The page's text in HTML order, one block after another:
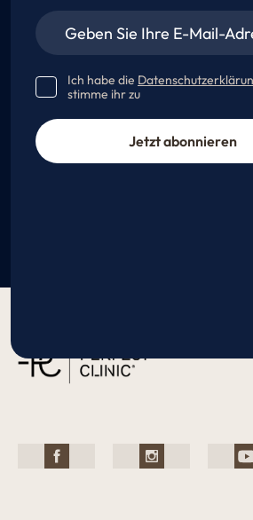
Ich habe die
stimme ihr zu
Jetzt abonnieren